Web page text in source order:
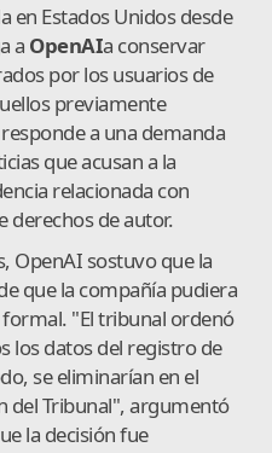
en Estados Unidos desde
a OpenAIa conservar
por los usuarios de
previamente
a una demanda
que acusan a la
relacionada con
derechos de autor.
OpenAI sostuvo que la
que la compañía pudiera
"El tribunal ordenó
los datos del registro de
se eliminarían en el
del Tribunal", argumentó
la decisión fue